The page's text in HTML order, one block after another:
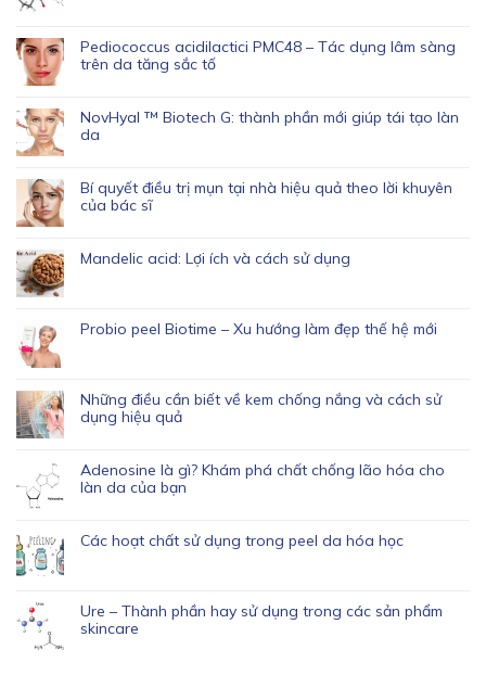
Pediococcus acidilactici PMC48 – Tác dụng lâm sàng
trên da tăng sắc tố
NovHyal ™ Biotech G: thành phần mới giúp tái tạo làn
da
Bí quyết điều trị mụn tại nhà hiệu quả theo lời khuyên
của bác sĩ
Mandelic acid: Lợi ích và cách sử dụng
Probio peel Biotime – Xu hướng làm đẹp thế hệ mới
Những điều cần biết về kem chống nắng và cách sử
dụng hiệu quả
Adenosine là gì? Khám phá chất chống lão hóa cho
làn da của bạn
Các hoạt chất sử dụng trong peel da hóa học
Ure – Thành phần hay sử dụng trong các sản phẩm
skincare